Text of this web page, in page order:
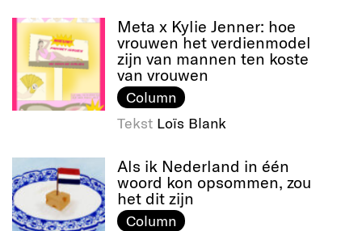
Meta x Kylie Jenner: hoe
vrouwen het verdienmodel
zijn van mannen ten koste
van vrouwen
Column
Tekst Loïs Blank
Als ik Nederland in één
woord kon opsommen, zou
het dit zijn
Column